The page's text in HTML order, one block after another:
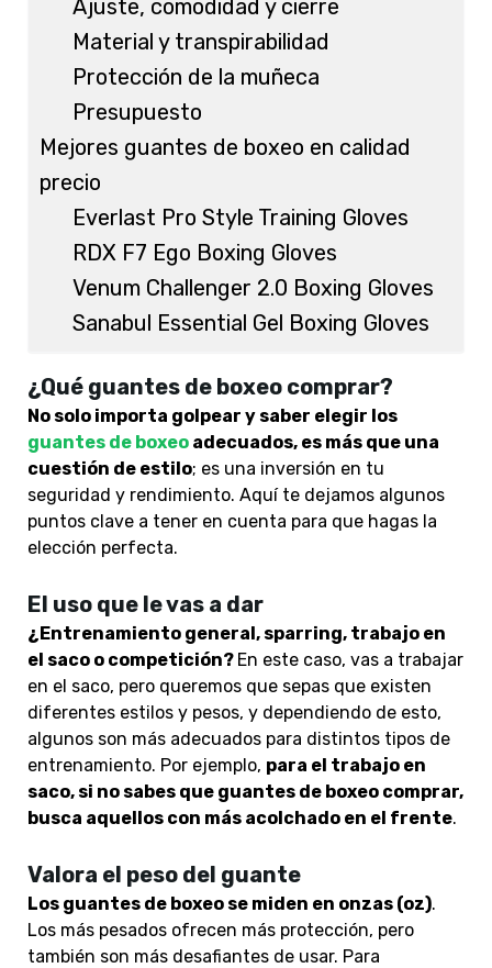
Ajuste, comodidad y cierre
Material y transpirabilidad
Protección de la muñeca
Presupuesto
Mejores guantes de boxeo en calidad
precio
Everlast Pro Style Training Gloves
RDX F7 Ego Boxing Gloves
Venum Challenger 2.0 Boxing Gloves
Sanabul Essential Gel Boxing Gloves
¿Qué guantes de boxeo comprar?
No solo importa golpear y saber elegir los
guantes de boxeo adecuados, es más que una
cuestión de estilo; es una inversión en tu
seguridad y rendimiento. Aquí te dejamos algunos
puntos clave a tener en cuenta para que hagas la
elección perfecta.
El uso que le vas a dar
¿Entrenamiento general, sparring, trabajo en
el saco o competición? En este caso, vas a trabajar
en el saco, pero queremos que sepas que existen
diferentes estilos y pesos, y dependiendo de esto,
algunos son más adecuados para distintos tipos de
entrenamiento. Por ejemplo, para el trabajo en
saco, si no sabes que guantes de boxeo comprar,
busca aquellos con más acolchado en el frente.
Valora el peso del guante
Los guantes de boxeo se miden en onzas (oz).
Los más pesados ofrecen más protección, pero
también son más desafiantes de usar. Para